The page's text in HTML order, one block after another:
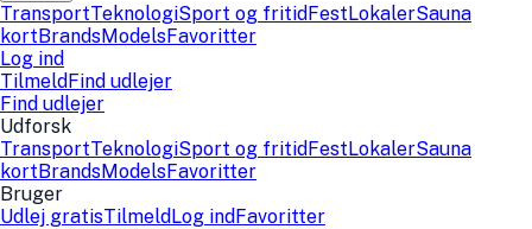
TransportTeknologiSport og fritidFestLokalerSauna
kortBrandsModelsFavoritter
Log ind
TilmeldFind udlejer
Find udlejer
Udforsk
TransportTeknologiSport og fritidFestLokalerSauna
kortBrandsModelsFavoritter
Bruger
Udlej gratisTilmeldLog indFavoritter